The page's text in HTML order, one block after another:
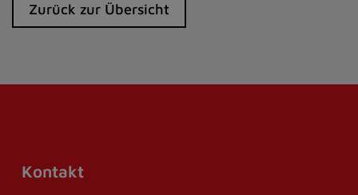
Zurück zur Übersicht
Kontakt